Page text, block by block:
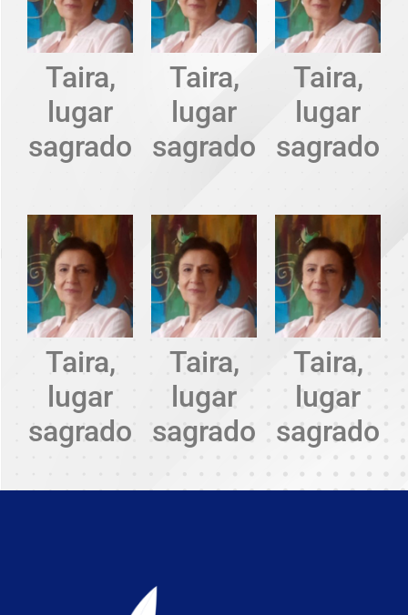
Taira,
lugar
sagrado
Taira,
lugar
sagrado
Taira,
lugar
sagrado
Taira,
lugar
sagrado
Taira,
lugar
sagrado
Taira,
lugar
sagrado